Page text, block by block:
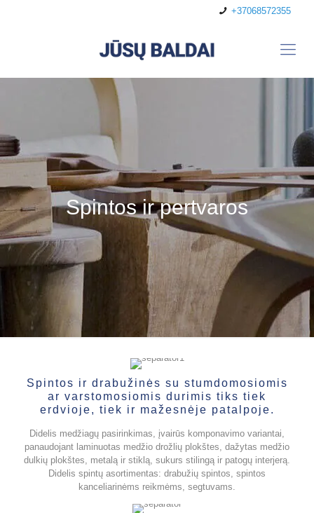
+37068572355
Spintos ir pertvaros
Spintos ir drabužinės su stumdomosiomis
ar varstomosiomis durimis tiks tiek
erdvioje, tiek ir mažesnėje patalpoje.
Didelis medžiagų pasirinkimas, įvairūs komponavimo variantai,
panaudojant laminuotas medžio drožlių plokštes, dažytas medžio
dulkių plokštes, metalą ir stiklą, sukurs stilingą ir patogų interjerą.
Didelis spintų asortimentas: drabužių spintos, spintos
kanceliarinėms reikmėms, segtuvams.